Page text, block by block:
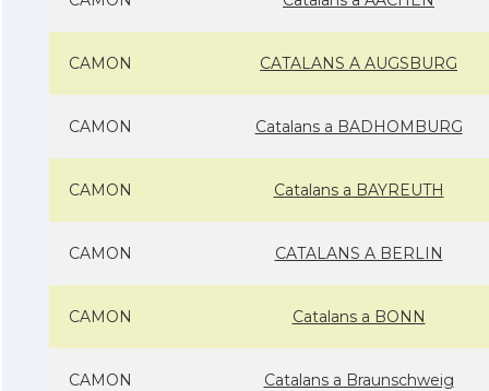
CAMON CATALANS A AUGSBURG
CAMON Catalans a BADHOMBURG
CAMON Catalans a BAYREUTH
CAMON CATALANS A BERLIN
CAMON Catalans a BONN
CAMON Catalans a Braunschweig